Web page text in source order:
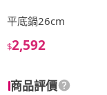
平底鍋26cm
$2,592
商品評價